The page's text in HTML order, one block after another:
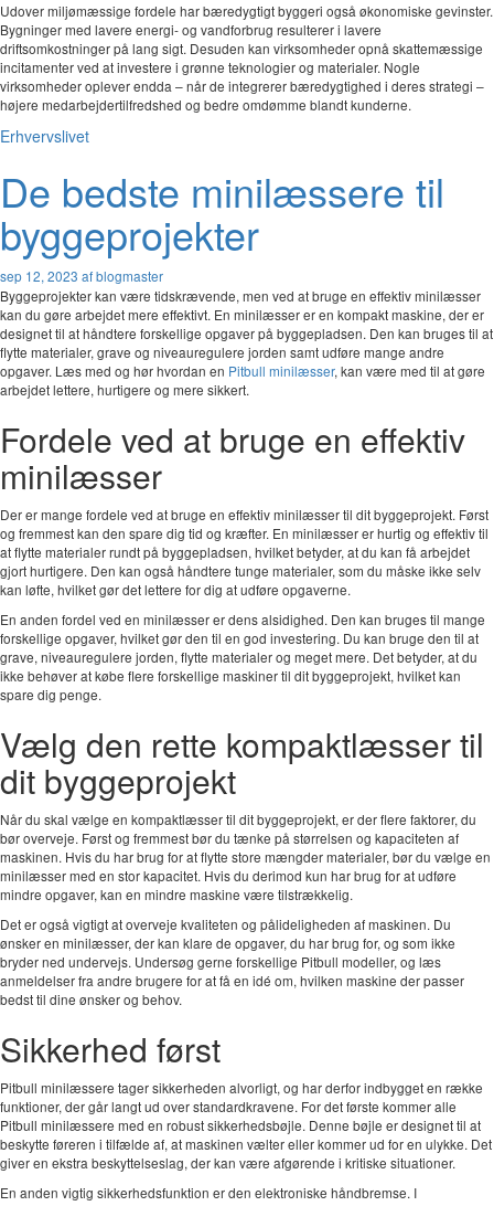
Udover miljømæssige fordele har bæredygtigt byggeri også økonomiske gevinster.
Bygninger med lavere energi- og vandforbrug resulterer i lavere
driftsomkostninger på lang sigt. Desuden kan virksomheder opnå skattemæssige
incitamenter ved at investere i grønne teknologier og materialer. Nogle
virksomheder oplever endda – når de integrerer bæredygtighed i deres strategi –
højere medarbejdertilfredshed og bedre omdømme blandt kunderne.
Erhvervslivet
De bedste minilæssere til
byggeprojekter
sep 12, 2023 af blogmaster
Byggeprojekter kan være tidskrævende, men ved at bruge en effektiv minilæsser
kan du gøre arbejdet mere effektivt. En minilæsser er en kompakt maskine, der er
designet til at håndtere forskellige opgaver på byggepladsen. Den kan bruges til at
flytte materialer, grave og niveauregulere jorden samt udføre mange andre
opgaver. Læs med og hør hvordan en Pitbull minilæsser, kan være med til at gøre
arbejdet lettere, hurtigere og mere sikkert.
Fordele ved at bruge en effektiv
minilæsser
Der er mange fordele ved at bruge en effektiv minilæsser til dit byggeprojekt. Først
og fremmest kan den spare dig tid og kræfter. En minilæsser er hurtig og effektiv til
at flytte materialer rundt på byggepladsen, hvilket betyder, at du kan få arbejdet
gjort hurtigere. Den kan også håndtere tunge materialer, som du måske ikke selv
kan løfte, hvilket gør det lettere for dig at udføre opgaverne.
En anden fordel ved en minilæsser er dens alsidighed. Den kan bruges til mange
forskellige opgaver, hvilket gør den til en god investering. Du kan bruge den til at
grave, niveauregulere jorden, flytte materialer og meget mere. Det betyder, at du
ikke behøver at købe flere forskellige maskiner til dit byggeprojekt, hvilket kan
spare dig penge.
Vælg den rette kompaktlæsser til
dit byggeprojekt
Når du skal vælge en kompaktlæsser til dit byggeprojekt, er der flere faktorer, du
bør overveje. Først og fremmest bør du tænke på størrelsen og kapaciteten af
maskinen. Hvis du har brug for at flytte store mængder materialer, bør du vælge en
minilæsser med en stor kapacitet. Hvis du derimod kun har brug for at udføre
mindre opgaver, kan en mindre maskine være tilstrækkelig.
Det er også vigtigt at overveje kvaliteten og pålideligheden af maskinen. Du
ønsker en minilæsser, der kan klare de opgaver, du har brug for, og som ikke
bryder ned undervejs. Undersøg gerne forskellige Pitbull modeller, og læs
anmeldelser fra andre brugere for at få en idé om, hvilken maskine der passer
bedst til dine ønsker og behov.
Sikkerhed først
Pitbull minilæssere tager sikkerheden alvorligt, og har derfor indbygget en række
funktioner, der går langt ud over standardkravene. For det første kommer alle
Pitbull minilæssere med en robust sikkerhedsbøjle. Denne bøjle er designet til at
beskytte føreren i tilfælde af, at maskinen vælter eller kommer ud for en ulykke. Det
giver en ekstra beskyttelseslag, der kan være afgørende i kritiske situationer.
En anden vigtig sikkerhedsfunktion er den elektroniske håndbremse. I